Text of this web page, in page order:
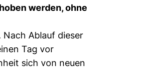
werden, ohne
Nach Ablauf dieser
Tag vor
sich von neuen